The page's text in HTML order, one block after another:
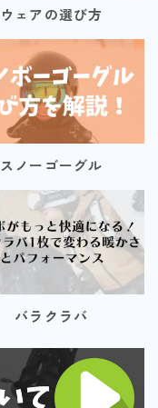
ウェアの選び方
スノーゴーグル
バラクラバ